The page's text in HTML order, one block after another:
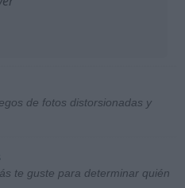
de fotos distorsionadas y
te guste para determinar quién